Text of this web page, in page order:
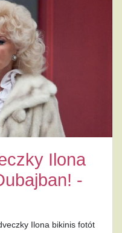
Ilona
-
Ilona bikinis fotót